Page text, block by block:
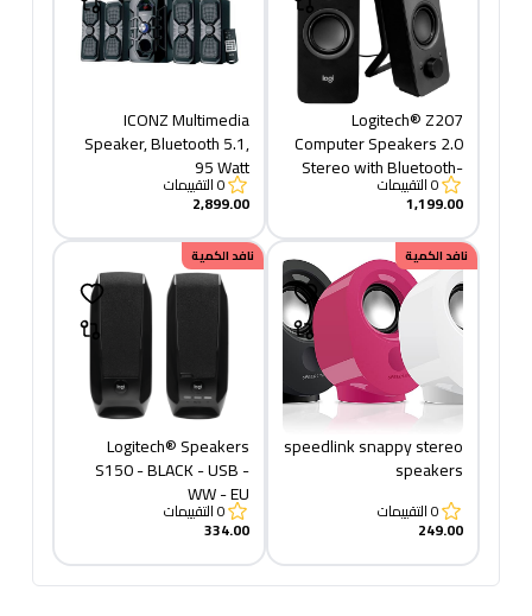
Logitech® Z207
Computer Speakers 2.0
Stereo with Bluetooth-
BLACK
0التقييمات
1,199.00
ICONZ Multimedia
Speaker, Bluetooth 5.1,
95 Watt
0التقييمات
2,899.00
نافد الكمية
speedlink snappy stereo
speakers
0التقييمات
249.00
نافد الكمية
Logitech® Speakers
S150 - BLACK - USB -
WW - EU
0التقييمات
334.00